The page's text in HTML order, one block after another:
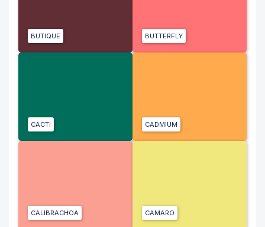
BUTIQUE BUTTERFLY
CACTI CADMIUM
CALIBRACHOA CAMARO